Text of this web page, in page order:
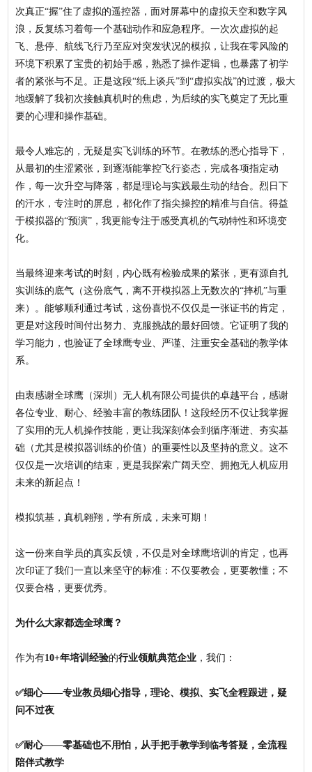
次真正“握”住了虚拟的遥控器，面对屏幕中的虚拟天空和数字风
浪，反复练习着每一个基础动作和应急程序。一次次虚拟的起
飞、悬停、航线飞行乃至应对突发状况的模拟，让我在零风险的
环境下积累了宝贵的初始手感，熟悉了操作逻辑，也暴露了初学
者的紧张与不足。正是这段“纸上谈兵”到“虚拟实战”的过渡，极大
地缓解了我初次接触真机时的焦虑，为后续的实飞奠定了无比重
要的心理和操作基础。
最令人难忘的，无疑是实飞训练的环节。在教练的悉心指导下，
从最初的生涩紧张，到逐渐能掌控飞行姿态，完成各项指定动
作，每一次升空与降落，都是理论与实践最生动的结合。烈日下
的汗水，专注时的屏息，都化作了指尖操控的精准与自信。得益
于模拟器的“预演”，我更能专注于感受真机的气动特性和环境变
化。
当最终迎来考试的时刻，内心既有检验成果的紧张，更有源自扎
实训练的底气（这份底气，离不开模拟器上无数次的“摔机”与重
来）。能够顺利通过考试，这份喜悦不仅仅是一张证书的肯定，
更是对这段时间付出努力、克服挑战的最好回馈。它证明了我的
学习能力，也验证了全球鹰专业、严谨、注重安全基础的教学体
系。
由衷感谢全球鹰（深圳）无人机有限公司提供的卓越平台，感谢
各位专业、耐心、经验丰富的教练团队！这段经历不仅让我掌握
了实用的无人机操作技能，更让我深刻体会到循序渐进、夯实基
础（尤其是模拟器训练的价值）的重要性以及坚持的意义。这不
仅仅是一次培训的结束，更是我探索广阔天空、拥抱无人机应用
未来的新起点！
模拟筑基，真机翱翔，学有所成，未来可期！
这一份来自学员的真实反馈，不仅是对全球鹰培训的肯定，也再
次印证了我们一直以来坚守的标准：不仅要教会，更要教懂；不
仅要合格，更要优秀。
为什么大家都选全球鹰？
作为有10+年培训经验的行业领航典范企业 ，我们：
✅细心——专业教员细心指导，理论、模拟、实飞全程跟进，疑
问不过夜
✅耐心——零基础也不用怕，从手把手教学到临考答疑，全流程
陪伴式教学